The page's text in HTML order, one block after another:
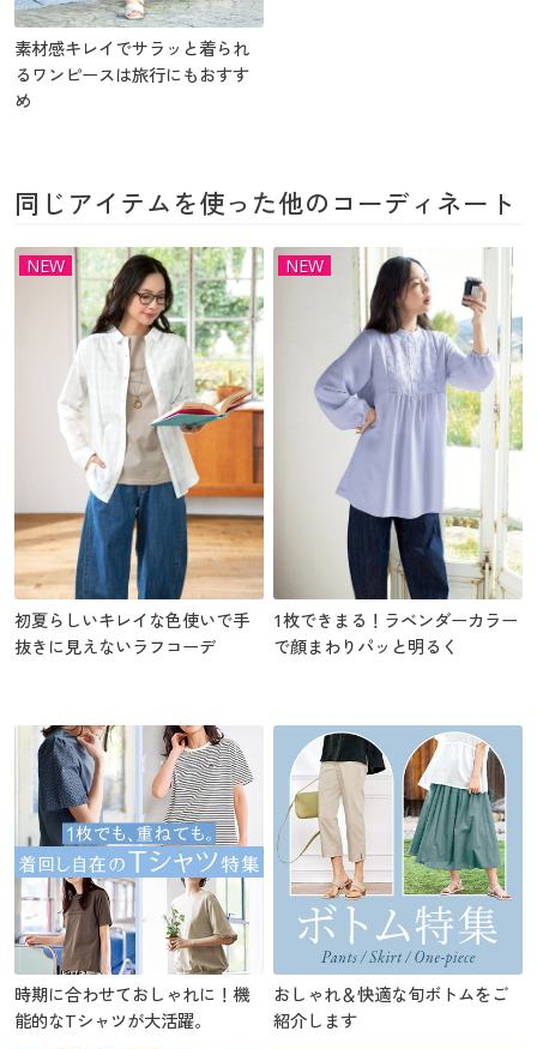
素材感キレイでサラッと着られ
るワンピースは旅行にもおすす
め
同じアイテムを使った他のコーディネート
NEW
初夏らしいキレイな色使いで手
抜きに見えないラフコーデ
NEW
1枚できまる！ラベンダーカラー
で顔まわりパッと明るく
時期に合わせておしゃれに！機
能的なTシャツが大活躍。
おしゃれ＆快適な旬ボトムをご
紹介します